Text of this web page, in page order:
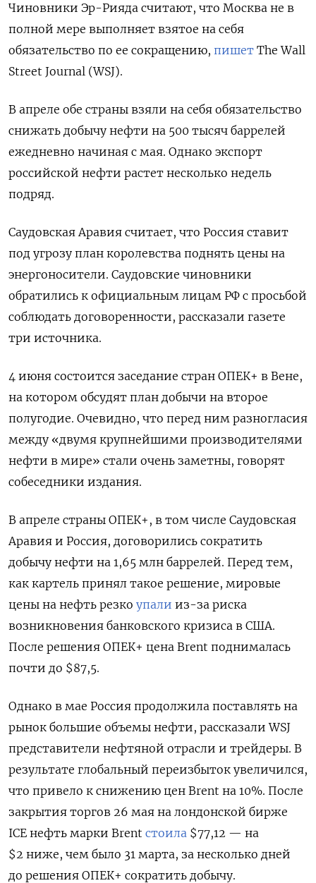
Чиновники Эр-Рияда считают, что Москва не в
полной мере выполняет взятое на себя
обязательство по ее сокращению, пишет The Wall
Street Journal (WSJ).
В апреле обе страны взяли на себя обязательство
снижать добычу нефти на 500 тысяч баррелей
ежедневно начиная с мая. Однако экспорт
российской нефти растет несколько недель
подряд.
Саудовская Аравия считает, что Россия ставит
под угрозу план королевства поднять цены на
энергоносители. Саудовские чиновники
обратились к официальным лицам РФ с просьбой
соблюдать договоренности, рассказали газете
три источника.
4 июня состоится заседание стран ОПЕК+ в Вене,
на котором обсудят план добычи на второе
полугодие. Очевидно, что перед ним разногласия
между «двумя крупнейшими производителями
нефти в мире» стали очень заметны, говорят
собеседники издания.
В апреле страны ОПЕК+, в том числе Саудовская
Аравия и Россия, договорились сократить
добычу нефти на 1,65 млн баррелей. Перед тем,
как картель принял такое решение, мировые
цены на нефть резко упали из-за риска
возникновения банковского кризиса в США.
После решения ОПЕК+ цена Brent поднималась
почти до $87,5.
Однако в мае Россия продолжила поставлять на
рынок большие объемы нефти, рассказали WSJ
представители нефтяной отрасли и трейдеры. В
результате глобальный переизбыток увеличился,
что привело к снижению цен Brent на 10%. После
закрытия торгов 26 мая на лондонской бирже
ICE нефть марки Brent стоила $77,12 — на
$2 ниже, чем было 31 марта, за несколько дней
до решения ОПЕК+ сократить добычу.